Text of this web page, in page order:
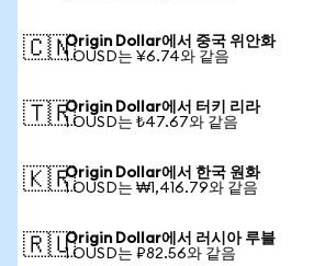
🇨🇳Origin Dollar에서 중국 위안화
1 OUSD는 ¥6.74와 같음
🇹🇷Origin Dollar에서 터키 리라
1 OUSD는 ₺47.67와 같음
🇰🇷Origin Dollar에서 한국 원화
1 OUSD는 ₩1,416.79와 같음
🇷🇺Origin Dollar에서 러시아 루블
1 OUSD는 ₽82.56와 같음